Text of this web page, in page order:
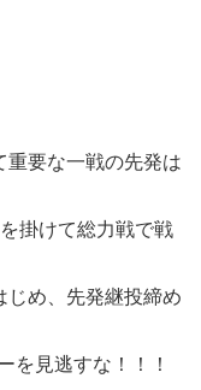
重要な一戦の先発は
掛けて総力戦で戦
じめ、先発継投締め
を見逃すな！！！